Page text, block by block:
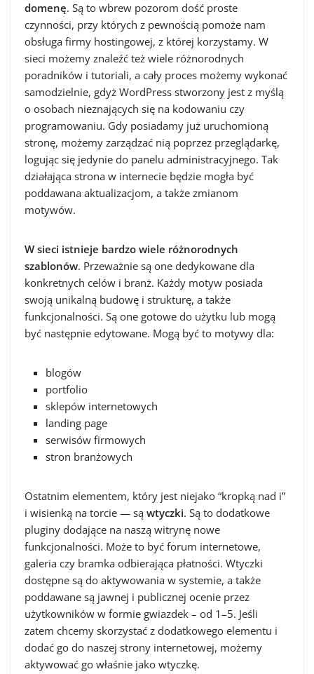
domenę. Są to wbrew pozorom dość proste
czynności, przy których z pewnością pomoże nam
obsługa firmy hostingowej, z której korzystamy. W
sieci możemy znaleźć też wiele różnorodnych
poradników i tutoriali, a cały proces możemy wykonać
samodzielnie, gdyż WordPress stworzony jest z myślą
o osobach nieznających się na kodowaniu czy
programowaniu. Gdy posiadamy już uruchomioną
stronę, możemy zarządzać nią poprzez przeglądarkę,
logując się jedynie do panelu administracyjnego. Tak
działająca strona w internecie będzie mogła być
poddawana aktualizacjom, a także zmianom
motywów.
W sieci istnieje bardzo wiele różnorodnych
szablonów. Przeważnie są one dedykowane dla
konkretnych celów i branż. Każdy motyw posiada
swoją unikalną budowę i strukturę, a także
funkcjonalności. Są one gotowe do użytku lub mogą
być następnie edytowane. Mogą być to motywy dla:
blogów
portfolio
sklepów internetowych
landing page
serwisów firmowych
stron branżowych
Ostatnim elementem, który jest niejako “kropką nad i”
i wisienką na torcie — są wtyczki. Są to dodatkowe
pluginy dodające na naszą witrynę nowe
funkcjonalności. Może to być forum internetowe,
galeria czy bramka odbierająca płatności. Wtyczki
dostępne są do aktywowania w systemie, a także
poddawane są jawnej i publicznej ocenie przez
użytkowników w formie gwiazdek – od 1–5. Jeśli
zatem chcemy skorzystać z dodatkowego elementu i
dodać go do naszej strony internetowej, możemy
aktywować go właśnie jako wtyczkę.